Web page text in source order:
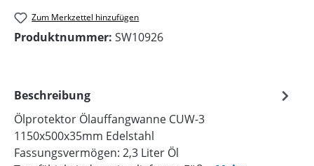
Zum Merkzettel hinzufügen
Produktnummer: SW10926
Beschreibung
Ölprotektor Ölauffangwanne CUW-3
1150x500x35mm Edelstahl
Fassungsvermögen: 2,3 Liter Öl